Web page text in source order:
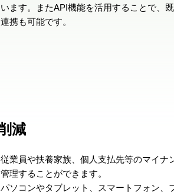
います。またAPI機能を活用することで、
連携も可能です。
減
従業員や扶養家族、個人支払先等のマイナ
管理することができます。
パソコンやタブレット、スマートフォン、